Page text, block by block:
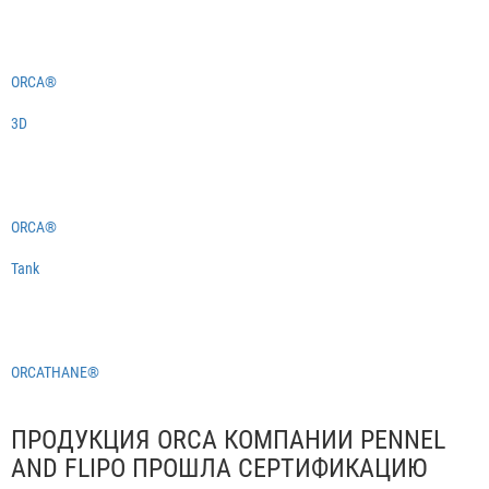
ORCA®
3D
ORCA®
Tank
ORCATHANE®
ПРОДУКЦИЯ ORCA КОМПАНИИ PENNEL
AND FLIPO ПРОШЛА СЕРТИФИКАЦИЮ